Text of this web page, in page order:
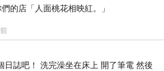
的店「人面桃花相映紅。」
日誌吧！ 洗完澡坐在床上 開了筆電 然後